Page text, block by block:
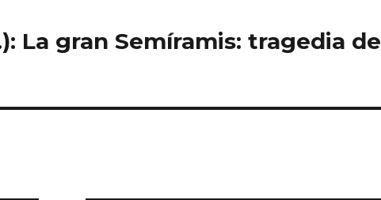
La gran Semíramis: tragedia de